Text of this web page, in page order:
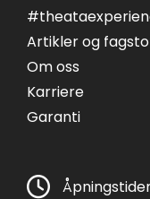
Artikler og
Om oss
Karriere
Garanti